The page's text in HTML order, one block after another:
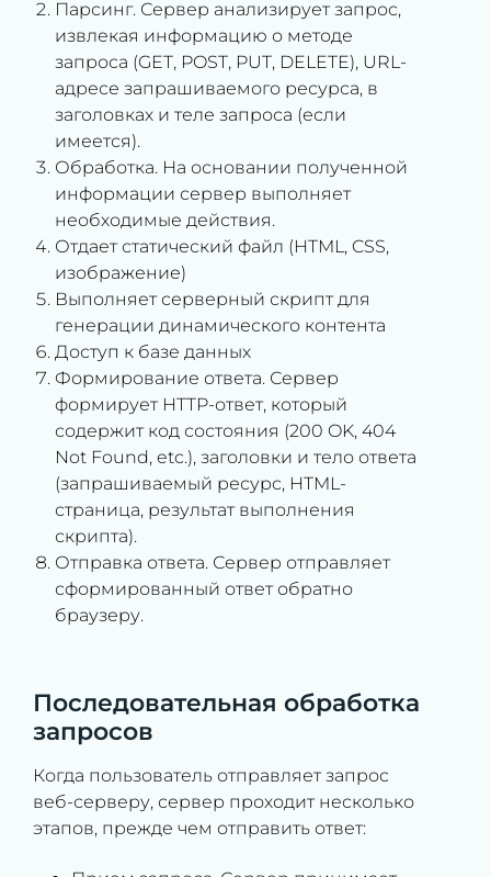
Парсинг. Сервер анализирует запрос,
извлекая информацию о методе
запроса (GET, POST, PUT, DELETE), URL-
адресе запрашиваемого ресурса, в
заголовках и теле запроса (если
имеется).
Обработка. На основании полученной
информации сервер выполняет
необходимые действия.
Отдает статический файл (HTML, CSS,
изображение)
Выполняет серверный скрипт для
генерации динамического контента
Доступ к базе данных
Формирование ответа. Сервер
формирует HTTP-ответ, который
содержит код состояния (200 OK, 404
Not Found, etc.), заголовки и тело ответа
(запрашиваемый ресурс, HTML-
страница, результат выполнения
скрипта).
Отправка ответа. Сервер отправляет
сформированный ответ обратно
браузеру.
Последовательная обработка
запросов
Когда пользователь отправляет запрос
веб-серверу, сервер проходит несколько
этапов, прежде чем отправить ответ: